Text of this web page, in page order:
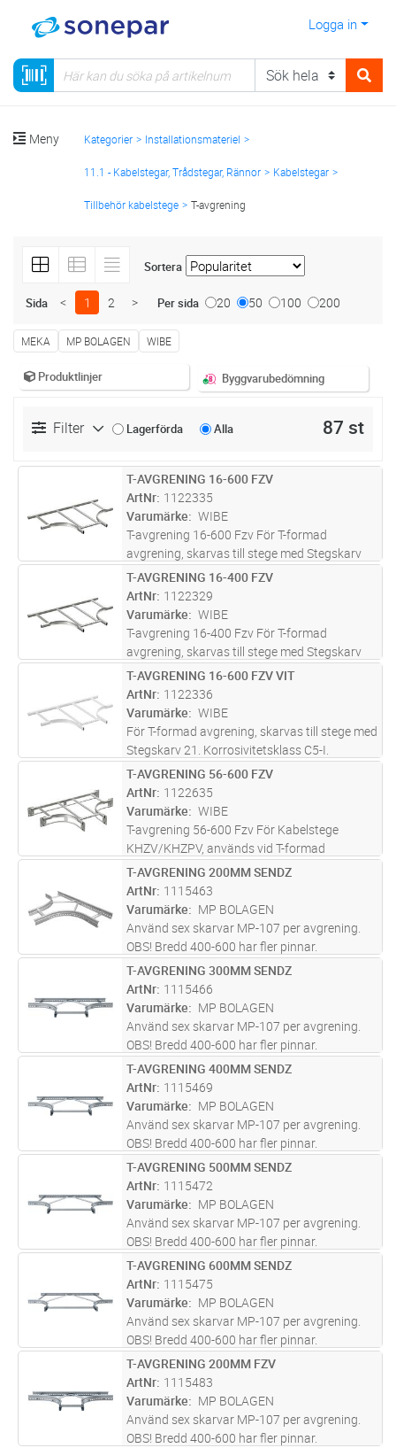
Logga in
Meny Kategorier Installationsmateriel
11.1 - Kabelstegar, Trådstegar, Rännor Kabelstegar
Tillbehör kabelstege T-avgrening
Sortera
Sida < 1 2 > Per sida 20 50 100 200
MEKA MP BOLAGEN WIBE
Produktlinjer Byggvarubedömning
Filter Lagerförda Alla 87 st
ST Lägg i kundvagn
T-AVGRENING 16-600 FZV
ArtNr 1122335
Varumärke
WIBE
T-avgrening 16-600 Fzv För T-formad
avgrening, skarvas till stege med Stegskarv
21
ST Lägg i kundvagn
T-AVGRENING 16-400 FZV
ArtNr 1122329
Varumärke
WIBE
T-avgrening 16-400 Fzv För T-formad
avgrening, skarvas till stege med Stegskarv
21
ST Lägg i kundvagn
T-AVGRENING 16-600 FZV VIT
ArtNr 1122336
Varumärke
WIBE
För T-formad avgrening, skarvas till stege med
Stegskarv 21. Korrosivitetsklass C5-I.
ST Lägg i kundvagn
T-AVGRENING 56-600 FZV
ArtNr 1122635
Varumärke
WIBE
T-avgrening 56-600 Fzv För Kabelstege
KHZV/KHZPV, används vid T-formad
avgrening
ST Lägg i kundvagn
T-AVGRENING 200MM SENDZ
ArtNr 1115463
Varumärke
MP BOLAGEN
Använd sex skarvar MP-107 per avgrening.
OBS! Bredd 400-600 har fler pinnar.
ST Lägg i kundvagn
T-AVGRENING 300MM SENDZ
ArtNr 1115466
Varumärke
MP BOLAGEN
Använd sex skarvar MP-107 per avgrening.
OBS! Bredd 400-600 har fler pinnar.
ST Lägg i kundvagn
T-AVGRENING 400MM SENDZ
ArtNr 1115469
Varumärke
MP BOLAGEN
Använd sex skarvar MP-107 per avgrening.
OBS! Bredd 400-600 har fler pinnar.
ST Lägg i kundvagn
T-AVGRENING 500MM SENDZ
ArtNr 1115472
Varumärke
MP BOLAGEN
Använd sex skarvar MP-107 per avgrening.
OBS! Bredd 400-600 har fler pinnar.
ST Lägg i kundvagn
T-AVGRENING 600MM SENDZ
ArtNr 1115475
Varumärke
MP BOLAGEN
Använd sex skarvar MP-107 per avgrening.
OBS! Bredd 400-600 har fler pinnar.
ST Lägg i kundvagn
T-AVGRENING 200MM FZV
ArtNr 1115483
Varumärke
MP BOLAGEN
Använd sex skarvar MP-107 per avgrening.
OBS! Bredd 400-600 har fler pinnar.